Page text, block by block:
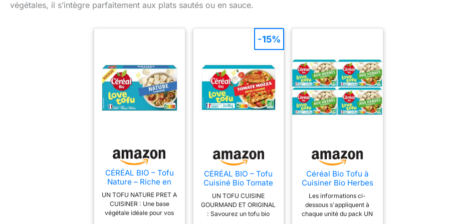
ORIGINE : Inde - terre
végétales, il s’intègre parfaitement aux plats sautés ou en sauce.
CÉRÉAL BIO – Tofu
Nature – Riche en
Protéines – Fabriqué
en France –
Alternative Végétale
– Nutri-Score A –
UN TOFU NATURE PRET A
CUISINER : Une base
végétale idéale pour vos
CÉRÉAL BIO – Tofu
Cuisiné Bio Tomate
& Mozzarella – Plat
Végétarien Bio –
Riche en Protéines
Végétales & Source
UN TOFU CUISINE
GOURMAND ET ORIGINAL
: Savourez un tofu bio
-15%
Céréal Bio Tofu à
Cuisiner Bio Herbes
de Provence – Riche
en Protéines
Végétales – Idéal
pour Recettes
Les informations ci-
dessous s'appliquent à
chaque unité du pack UN